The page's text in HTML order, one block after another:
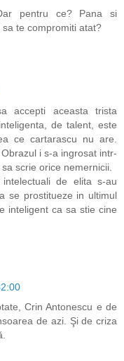
pentru ce? Pana si
te compromiti atat?
accepti aceasta trista
de talent, este
ce cartarascu nu are.
i s-a ingrosat intr-
scrie orice nemernicii.
de elita s-au
se prostitueze in ultimul
inteligent ca sa stie cine
Crin Antonescu e de
de azi. Şi de criza